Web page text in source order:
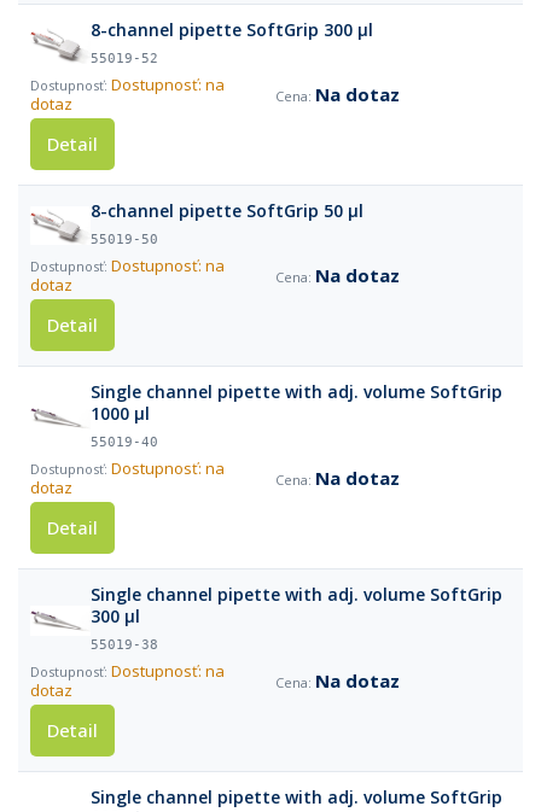
8-channel pipette SoftGrip 300 µl
55019-52
Dostupnosť: na
dotaz
Na dotaz
Detail
8-channel pipette SoftGrip 50 µl
55019-50
Dostupnosť: na
dotaz
Na dotaz
Detail
Single channel pipette with adj. volume SoftGrip
1000 µl
55019-40
Dostupnosť: na
dotaz
Na dotaz
Detail
Single channel pipette with adj. volume SoftGrip
300 µl
55019-38
Dostupnosť: na
dotaz
Na dotaz
Detail
Single channel pipette with adj. volume SoftGrip